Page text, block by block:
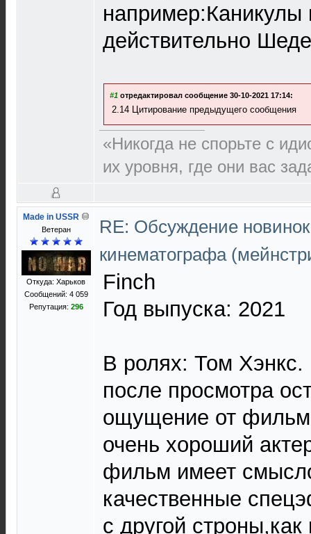
например:Каникулы
действительно
#1 отредактировал сообщение 30-10-2021 17:14:
2.14 Цитирование предыдущего сообщения
«Никогда не спорьте с
их уровня, где они вас
Made in USSR
Ветеран
Откуда: Харьков
Сообщений: 4 059
Репутация: 296
RE: Обсуждение
кинематографа
Finch
Год выпуска: 2021
В ролях: Том Хэнкс.
после просмотра
ощущение от
очень хороший
фильм имеет
качественные
с другой